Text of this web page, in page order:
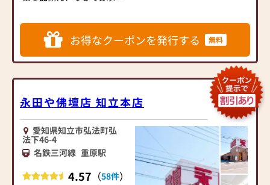
に関するご質問やご相談に
も親身にお答えし、最適な
アドバイスをいたします。
お客様のご満足度を最優先
お仏壇のはせがわでは、お
添い、お手伝いさせていた
だきます。ぜひ一度、当店
にお越しください。心地よ
ご覧いただけます。スタッ
「長く大切に祀れるお仏壇
客様の想いに寄り添い、末
永く安心してお使いいただ
ける品質をお届けいたしま
す。
小物も豊富に取り揃えてい
ます ◆
日々のご供養に欠かせない
お線香やローソクをはじ
め、季節のお供えや贈答に
ぴったりの香り・デザイン
のものまで、幅広くご用意
つ、長いお付き合いをさせ
て頂けるお店でありたいと
考えております。仏壇、仏
事においてのお悩み、疑
問、不安などどのようなこ
さい。
ております。
神道様用の神徒壇、家具調
の現代風お仏壇も取り揃
本尊（お仏像）、お香や進
物用線香、香炉、念珠、念
珠袋にいたるまで
宗旨・宗派に応じた商品を
ご用意しております。近年
も各種ございます。
お得なクーポンを発行する 無料
永田や佛壇店 知立本店
愛知県知立市弘法町弘
法下46-4
名鉄三河線 重原駅
4.57 （58件）